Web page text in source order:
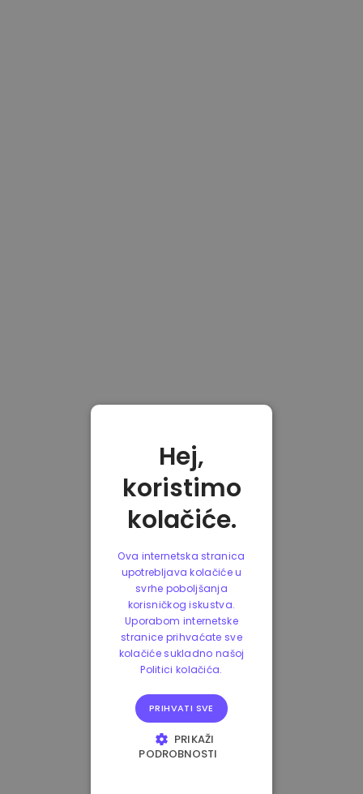
Hej,
koristimo
kolačiće.
Ova internetska stranica
upotrebljava kolačiće u
svrhe poboljšanja
korisničkog iskustva.
Uporabom internetske
stranice prihvaćate sve
kolačiće sukladno našoj
Politici kolačića.
PRIHVATI SVE
PRIKAŽI
PODROBNOSTI